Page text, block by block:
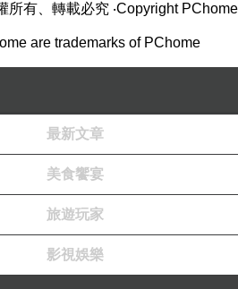
入 SpaceXAI 是升格。它從一間
模組。這個模組將來可以接入衛
駛，可以接入 Optimus 機械人，
層。
創業者最大的差別。很多公司做
個模型，一個硬件；馬斯克做的
器。火箭提供太空運輸，Starlink
所有、轉載必究 ‧Copyright PChome
are trademarks of PChome
最新文章
美食饗宴
旅遊玩家
影視娛樂